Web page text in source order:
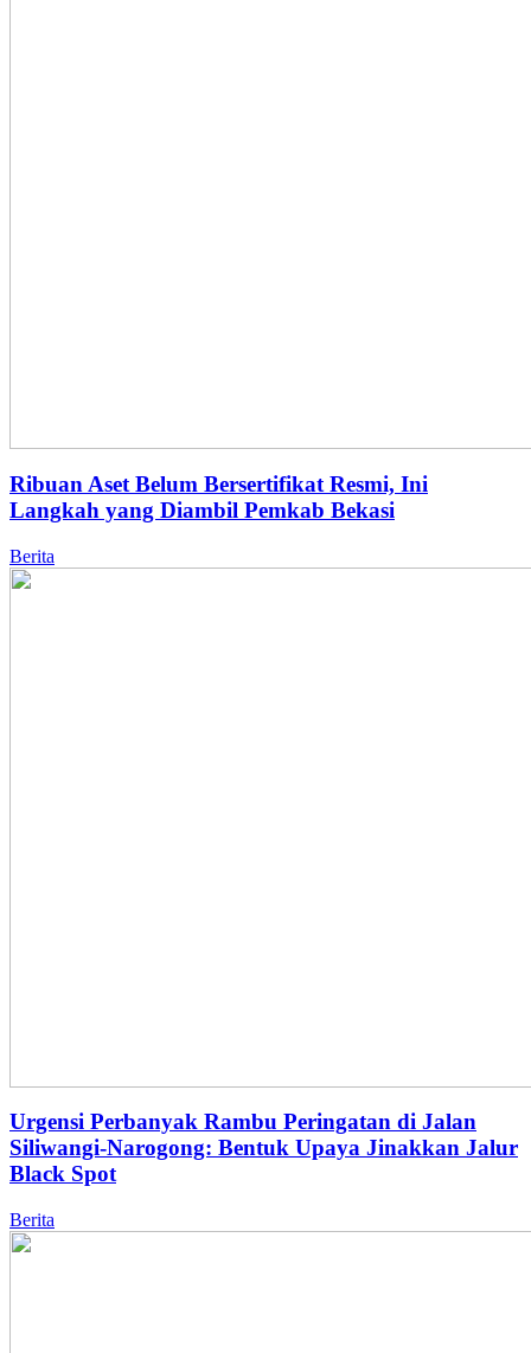
Ribuan Aset Belum Bersertifikat Resmi, Ini
Langkah yang Diambil Pemkab Bekasi
Berita
Urgensi Perbanyak Rambu Peringatan di Jalan
Siliwangi-Narogong: Bentuk Upaya Jinakkan Jalur
Black Spot
Berita